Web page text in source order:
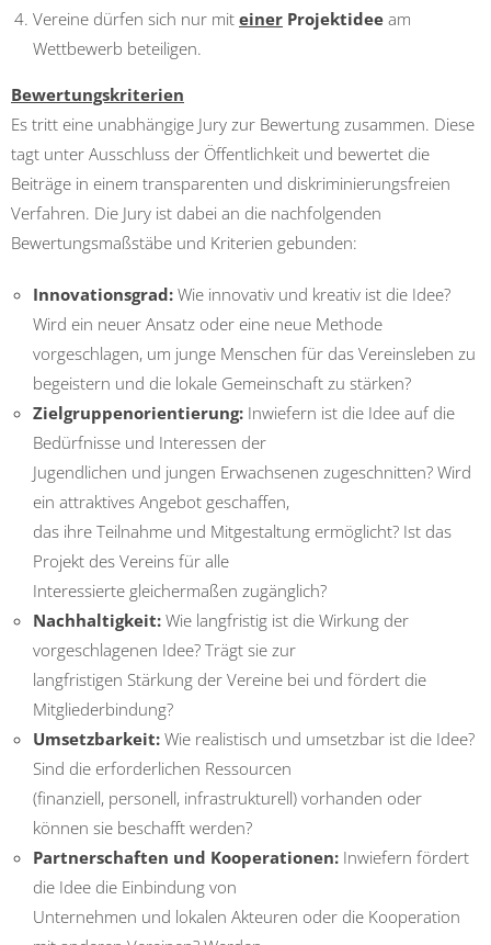
Vereine dürfen sich nur mit einer Projektidee am
Wettbewerb beteiligen.
Bewertungskriterien
Es tritt eine unabhängige Jury zur Bewertung zusammen. Diese
tagt unter Ausschluss der Öffentlichkeit und bewertet die
Beiträge in einem transparenten und diskriminierungsfreien
Verfahren. Die Jury ist dabei an die nachfolgenden
Bewertungsmaßstäbe und Kriterien gebunden:
Innovationsgrad: Wie innovativ und kreativ ist die Idee?
Wird ein neuer Ansatz oder eine neue Methode
vorgeschlagen, um junge Menschen für das Vereinsleben zu
begeistern und die lokale Gemeinschaft zu stärken?
Zielgruppenorientierung: Inwiefern ist die Idee auf die
Bedürfnisse und Interessen der
Jugendlichen und jungen Erwachsenen zugeschnitten? Wird
ein attraktives Angebot geschaffen,
das ihre Teilnahme und Mitgestaltung ermöglicht? Ist das
Projekt des Vereins für alle
Interessierte gleichermaßen zugänglich?
Nachhaltigkeit: Wie langfristig ist die Wirkung der
vorgeschlagenen Idee? Trägt sie zur
langfristigen Stärkung der Vereine bei und fördert die
Mitgliederbindung?
Umsetzbarkeit: Wie realistisch und umsetzbar ist die Idee?
Sind die erforderlichen Ressourcen
(finanziell, personell, infrastrukturell) vorhanden oder
können sie beschafft werden?
Partnerschaften und Kooperationen: Inwiefern fördert
die Idee die Einbindung von
Unternehmen und lokalen Akteuren oder die Kooperation